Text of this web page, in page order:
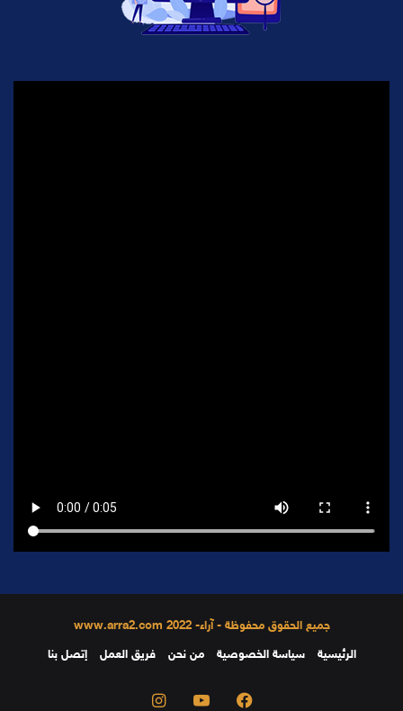
جميع الحقوق محفوظة - آراء- 2022 www.arra2.com
الرئيسية
سياسة الخصوصية من نحن فريق العمل إتصل بنا
فيسبوك يوتيوب